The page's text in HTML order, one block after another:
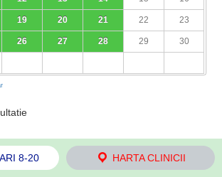
19 20 21 22 23
26 27 28 29 30
verde, completati formularul, apoi
8-20 HARTA CLINICII